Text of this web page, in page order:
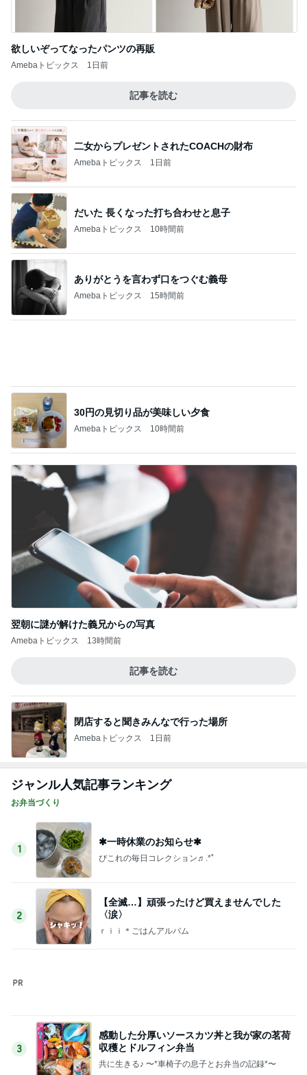
二女からプレゼントされたCOACHの財布
Amebaトピックス
Amebaトピックス 10時間前
ありがとうを言わず口をつぐむ義母
Amebaトピックス 15時間前
30円の見切り品が美味しい夕食
Amebaトピックス 10時間前
翌朝に謎が解けた義兄からの写真
閉店すると聞きみんなで行った場所
Amebaトピックス 1日前
1
ぴこれの毎日コレクション♬.*ﾟ
2
【全滅…】頑張ったけど買えませんでした
〈涙〉
3
感動した分厚いソースカツ丼と我が家の茗荷
収穫とドルフィン弁当
共に生きる♪ 〜*車椅子の息子とお弁当の記録*〜
4
5
歯の厚み調整、口ゴボと長くなる人中を回避
したい
［半休］豆腐あたまのぼっち生活。旦那弁当きろく